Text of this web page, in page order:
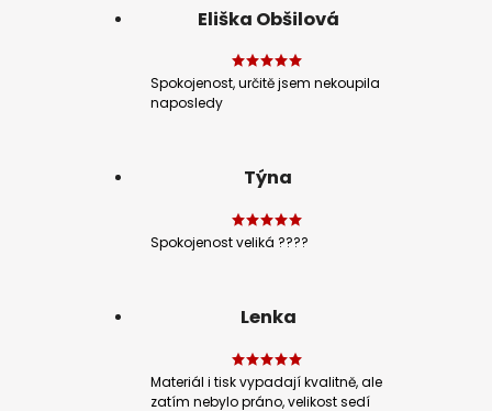
Eliška Obšilová
Spokojenost, určitě jsem nekoupila
naposledy
Týna
Spokojenost veliká ????
Lenka
Materiál i tisk vypadají kvalitně, ale
zatím nebylo práno, velikost sedí